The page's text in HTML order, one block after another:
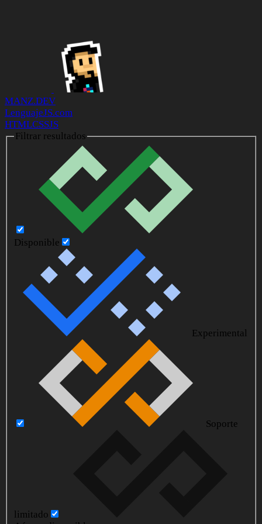
MANZ.DEV
LenguajeJS.com
HTMLCSSJS
Filtrar resultados
Disponible
Experimental
Soporte
limitado